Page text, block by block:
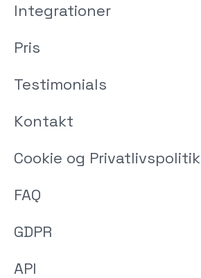
Integrationer
Pris
Testimonials
Kontakt
Cookie og Privatlivspolitik
FAQ
GDPR
API